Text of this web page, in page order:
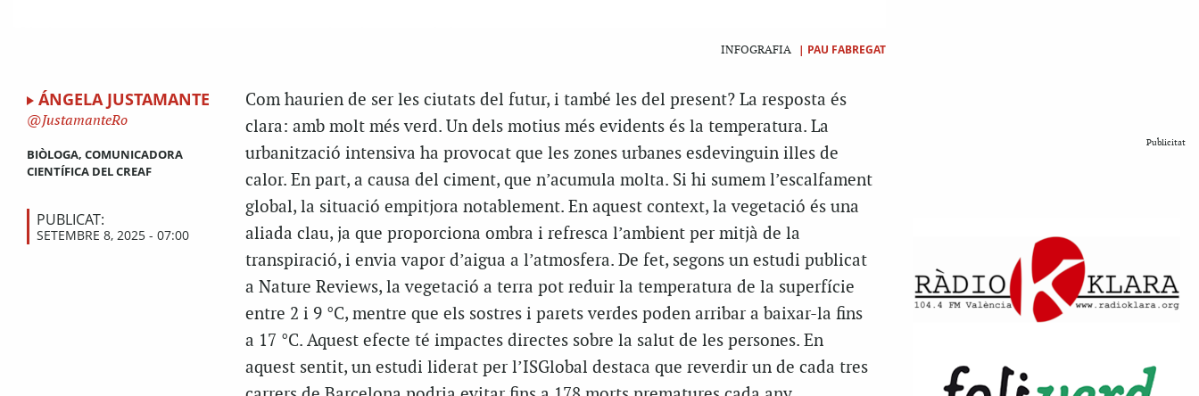
INFOGRAFIA | PAU FABREGAT
ÁNGELA JUSTAMANTE
JustamanteRo
BIÒLOGA, COMUNICADORA
CIENTÍFICA DEL CREAF
PUBLICAT:
SETEMBRE 8, 2025 - 07:00
Com haurien de ser les ciutats del futur, i també les del present? La resposta és
clara: amb molt més verd. Un dels motius més evidents és la temperatura. La
urbanització intensiva ha provocat que les zones urbanes esdevinguin illes de
calor. En part, a causa del ciment, que n’acumula molta. Si hi sumem l’escalfament
global, la situació empitjora notablement. En aquest context, la vegetació és una
aliada clau, ja que proporciona ombra i refresca l’ambient per mitjà de la
transpiració, i envia vapor d’aigua a l’atmosfera. De fet, segons un estudi publicat
a Nature Reviews, la vegetació a terra pot reduir la temperatura de la superfície
entre 2 i 9 °C, mentre que els sostres i parets verdes poden arribar a baixar-la fins
a 17 °C. Aquest efecte té impactes directes sobre la salut de les persones. En
aquest sentit, un estudi liderat per l’ISGlobal destaca que reverdir un de cada tres
Publicitat